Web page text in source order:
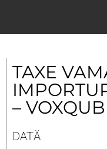
content
TAXE
– VOXQUB
DATĂ